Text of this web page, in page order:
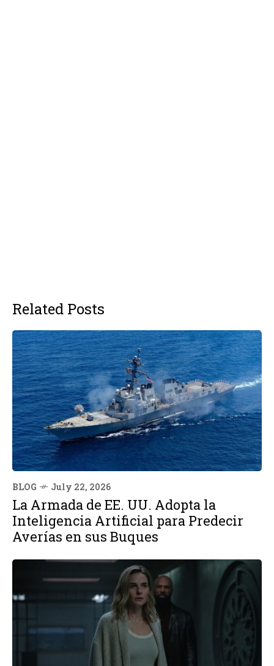
Related Posts
BLOG July 22, 2026
La Armada de EE. UU. Adopta la
Inteligencia Artificial para Predecir
Averías en sus Buques